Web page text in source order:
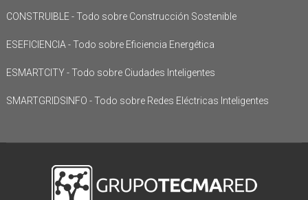
CONSTRUIBLE - Todo sobre Construcción Sostenible
ESEFICIENCIA - Todo sobre Eficiencia Energética
ESMARTCITY - Todo sobre Ciudades Inteligentes
SMARTGRIDSINFO - Todo sobre Redes Eléctricas Inteligentes